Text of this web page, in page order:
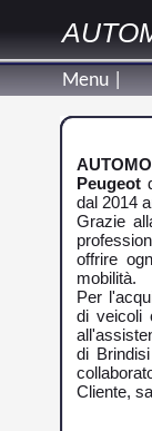
Menu |
Peugeot
dal 2014
Grazie
offrire
mobilità.
Per
di veicoli
di
Cliente,